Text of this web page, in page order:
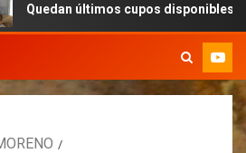
últimos cupos disponibles para